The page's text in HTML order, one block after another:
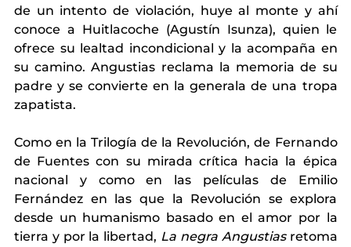
de un intento de violación, huye al monte y ahí
conoce a Huitlacoche (Agustín Isunza), quien le
ofrece su lealtad incondicional y la acompaña en
su camino. Angustias reclama la memoria de su
padre y se convierte en la generala de una tropa
zapatista.
Como en la Trilogía de la Revolución, de Fernando
de Fuentes con su mirada crítica hacia la épica
nacional y como en las películas de Emilio
Fernández en las que la Revolución se explora
desde un humanismo basado en el amor por la
tierra y por la libertad, La negra Angustias retoma